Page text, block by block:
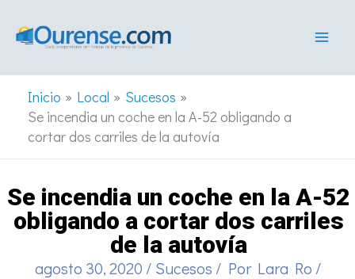
Inicio Local
Sucesos
Se incendia un coche en la A-52 obligando a
cortar dos carriles de la autovía
Se incendia un coche en la A-52
obligando a cortar dos carriles
de la autovía
agosto 30, 2020 / Sucesos / Por Lara Ro /